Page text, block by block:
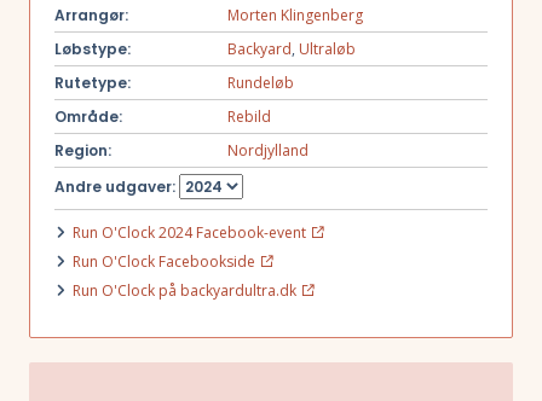
men i stedet om at kunne blive ved time efter time.
Den eneste pause du får undervejs, er tiden fra at du kommer i mål
og til næste omgang starter. Dvs. løber du omgangen på 50
minutter, så kan du holde 10 minutters velfortjent pause, inden det
går løs igen.
Så længe du når rundt indenfor en time, må du blive ved – og hvem
ved, måske du er den sidste der står tilbage til sidst!?
Arrangør:
Morten Klingenberg
Løbstype:
Backyard, Ultraløb
Rutetype:
Rundeløb
Område:
Rebild
Region:
Nordjylland
Andre udgaver:
Run O'Clock 2024 Facebook-event
Run O'Clock Facebookside
Run O'Clock på backyardultra.dk